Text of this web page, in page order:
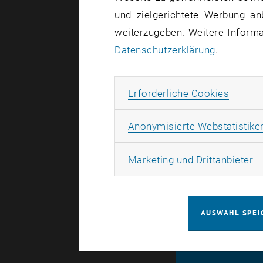
MÄRZ
© TU Wien#
120057
und zielgerichtete Werbung
weiterzugeben. Weitere
Datenschutzerklärung.
Erforderliche Cookies
Anonymisierte
Marketing und Drittanbieter
AUSWAHL